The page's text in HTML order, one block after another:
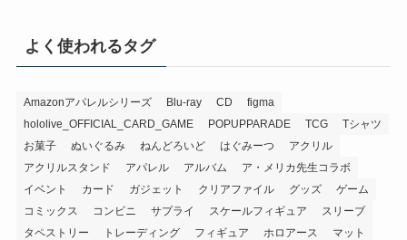
よく使われるタグ
Amazonアパレルシリーズ Blu-ray CD
figma
hololive_OFFICIAL_CARD_GAME
POPUPPARADE TCG
Tシャツ
お菓子
ぬいぐるみ ねんどろいど はぐみーつ
アクリル
アクリルスタンド
アパレル アルバム
ア・メリカ先生コラボ
イベント
カード ガジェット クリアファイル グッズ
ゲーム
コミックス
コンビニ サプライ スケールフィギュア
スリーブ
タペストリー
トレーディング フィギュア ホロアース
マット